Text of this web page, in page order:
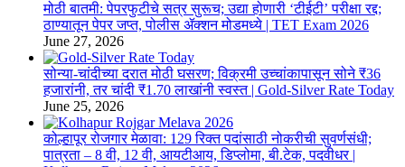
Election
निर्णयाने
सहकार
operative
मोठी बातमी: पेपरफुटीचे सत्र सुरूच; उद्या होणारी ‘टीईटी’ परीक्षा रद्द;
ठाण्यातून पेपर जप्त, पोलीस ॲक्शन मोडमध्ये | TET Exam 2026
June 27, 2026
सोन्या-चांदीच्या दरात मोठी घसरण; विक्रमी उच्चांकापासून सोने ₹36
हजारांनी, तर चांदी ₹1.70 लाखांनी स्वस्त | Gold-Silver Rate Today
June 25, 2026
कोल्हापूर रोजगार मेळावा: 129 रिक्त पदांसाठी नोकरीची सुवर्णसंधी;
पात्रता – 8 वी, 12 वी, आयटीआय, डिप्लोमा, बी.टेक, पदवीधर |